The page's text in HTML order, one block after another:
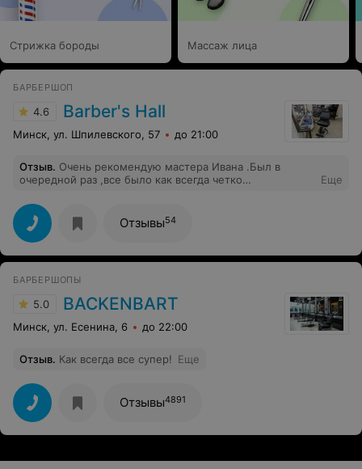
Стрижка бороды Массаж лица
БАРБЕРШОП
4.6 Barber's Hall
Минск, ул. Шпилевского, 57 до 21:00
Отзыв. Очень рекомендую мастера Ивана .Был в
очередной раз ,все было как всегда четко
Еще
Отзывы54
БАРБЕРШОПЫ
5.0 BACKENBART
Минск, ул. Есенина, 6 до 22:00
Отзыв. Как всегда все супер! Еще
Отзывы4891